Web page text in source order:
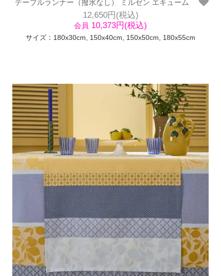
テーブルランナー（撥水なし） ミルゼン エキューム
12,650円(税込)
会員 10,373円(税込)
サイズ：180x30cm, 150x40cm, 150x50cm, 180x55cm